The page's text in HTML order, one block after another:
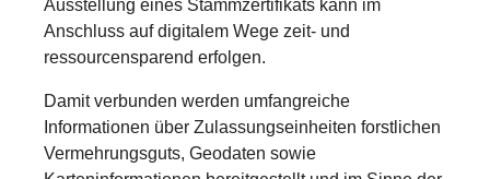
Ausstellung eines Stammzertifikats kann im
Anschluss auf digitalem Wege zeit- und
ressourcensparend erfolgen.
Damit verbunden werden umfangreiche
Informationen über Zulassungseinheiten forstlichen
Vermehrungsguts, Geodaten sowie